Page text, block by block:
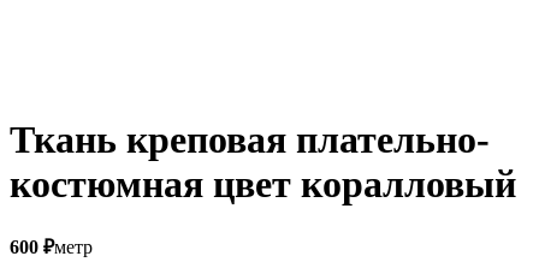
Ткань креповая плательно-
костюмная цвет коралловый
600 ₽метр